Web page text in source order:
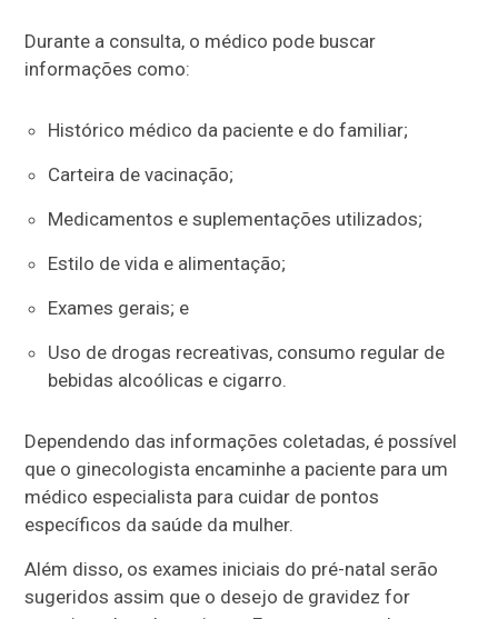
Durante a consulta, o médico pode buscar
informações como:
Histórico médico da paciente e do familiar;
Carteira de vacinação;
Medicamentos e suplementações utilizados;
Estilo de vida e alimentação;
Exames gerais; e
Uso de drogas recreativas, consumo regular de
bebidas alcoólicas e cigarro.
Dependendo das informações coletadas, é possível
que o ginecologista encaminhe a paciente para um
médico especialista para cuidar de pontos
específicos da saúde da mulher.
Além disso, os exames iniciais do pré-natal serão
sugeridos assim que o desejo de gravidez for